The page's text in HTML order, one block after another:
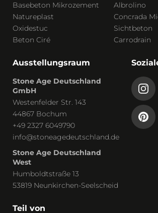
Basebeton Mikrozement
Albrolino
Natureplast
Concrada
Oxidestuc
Sichtbeton
Beton Ciré
Carrodrain
Ausstellungsraum
Stone Age Deutschland
GmbH
Westenfelder Str. 143
44867 Bochum
+49 2327 6049790
info@stoneagedeutschland.de
Stone Age Deutschland
West
Humboldtstraße 13
53819 Neunkirchen-Seelscheid
Teil von